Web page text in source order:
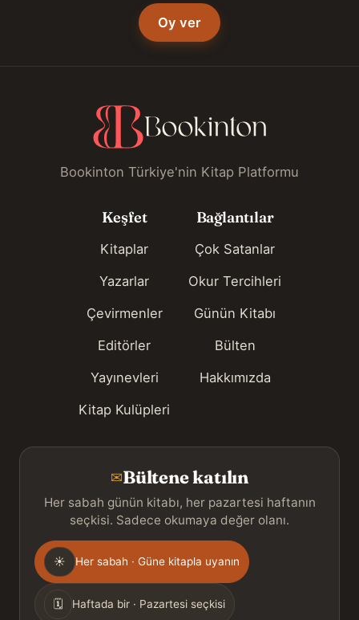
Oy ver
Bookinton Türkiye'nin Kitap Platformu
Keşfet
Kitaplar
Yazarlar
Çevirmenler
Editörler
Yayınevleri
Kitap Kulüpleri
Bağlantılar
Çok Satanlar
Okur Tercihleri
Günün Kitabı
Bülten
Hakkımızda
✉Bültene katılın
Her sabah günün kitabı, her pazartesi haftanın
seçkisi. Sadece okumaya değer olanı.
Gönderim
sıklığı
☀ Her sabah · Güne kitapla uyanın
🗓 Haftada bir · Pazartesi seçkisi